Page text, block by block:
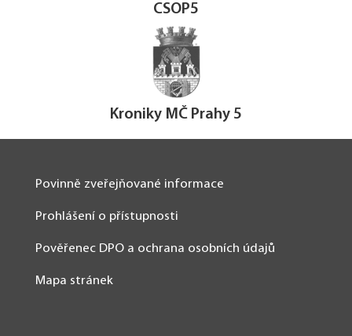
CSOP5
Kroniky MČ Prahy 5
Povinně zveřejňované informace
Prohlášení o přístupnosti
Pověřenec DPO a ochrana osobních údajů
Mapa stránek